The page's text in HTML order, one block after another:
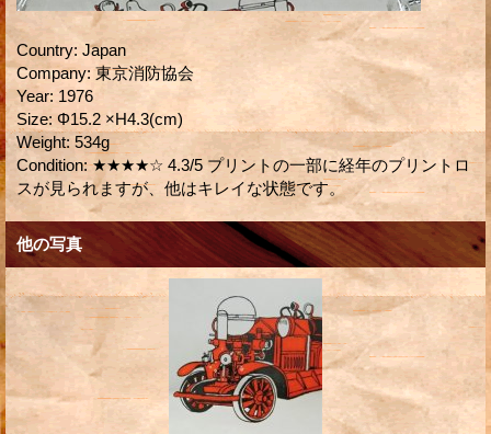
Country: Japan
Company: 東京消防協会
Year: 1976
Size: Φ15.2 ×H4.3(cm)
Weight: 534g
Condition: ★★★★☆ 4.3/5 プリントの一部に経年のプリントロ
スが見られますが、他はキレイな状態です。
他の写真